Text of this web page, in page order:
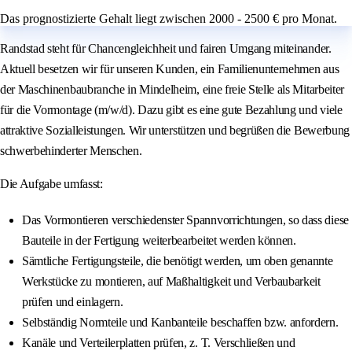
Das prognostizierte Gehalt liegt zwischen 2000 - 2500 € pro Monat.
Randstad steht für Chancengleichheit und fairen Umgang miteinander.
Aktuell besetzen wir für unseren Kunden, ein Familienunternehmen aus
der Maschinenbaubranche in Mindelheim, eine freie Stelle als Mitarbeiter
für die Vormontage (m/w/d). Dazu gibt es eine gute Bezahlung und viele
attraktive Sozialleistungen. Wir unterstützen und begrüßen die Bewerbung
schwerbehinderter Menschen.
Die Aufgabe umfasst:
Das Vormontieren verschiedenster Spannvorrichtungen, so dass diese
Bauteile in der Fertigung weiterbearbeitet werden können.
Sämtliche Fertigungsteile, die benötigt werden, um oben genannte
Werkstücke zu montieren, auf Maßhaltigkeit und Verbaubarkeit
prüfen und einlagern.
Selbständig Normteile und Kanbanteile beschaffen bzw. anfordern.
Kanäle und Verteilerplatten prüfen, z. T. Verschließen und